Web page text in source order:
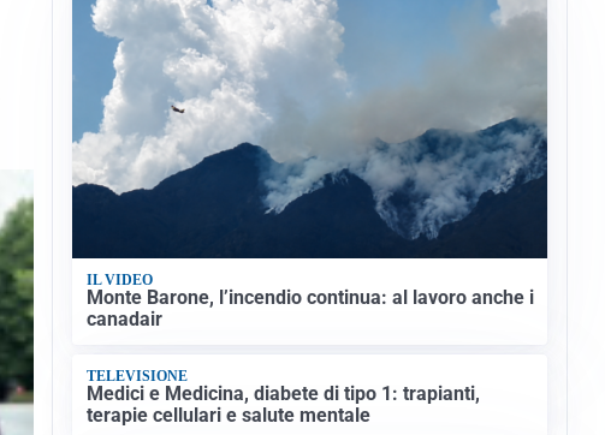
IL VIDEO
Monte Barone, l’incendio continua: al lavoro anche i
canadair
TELEVISIONE
Medici e Medicina, diabete di tipo 1: trapianti,
terapie cellulari e salute mentale